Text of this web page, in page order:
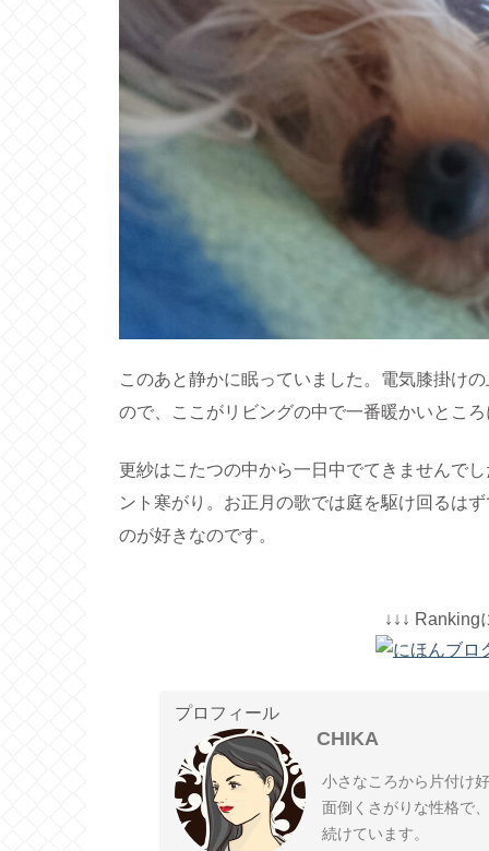
このあと静かに眠っていました。電気膝掛け
ので、ここがリビングの中で一番暖かいとこ
更紗はこたつの中から一日中でてきませんで
ント寒がり。お正月の歌では庭を駆け回るは
のが好きなのです。
↓↓↓ Ranking
プロフィール
CHIKA
小さなころから片付け
面倒くさがりな性格で
続けています。